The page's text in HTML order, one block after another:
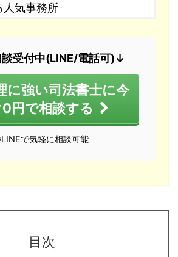
人気事務所
受付中(LINE/電話可)↓
に強い司法書士に今
円で相談する
で気軽に相談可能
目次